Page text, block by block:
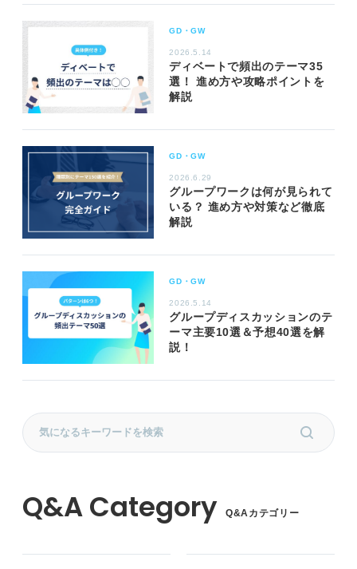
GD・GW
2026.5.14
ディベートで頻出のテーマ35
選！ 進め方や攻略ポイントを
解説
GD・GW
2026.6.29
グループワークは何が見られて
いる？ 進め方や対策など徹底
解説
GD・GW
2026.5.14
グループディスカッションのテ
ーマ主要10選＆予想40選を解
説！
Q&Aカテゴリー